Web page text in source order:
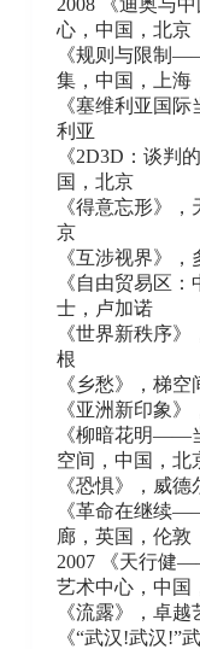
2008 《迪奥与
心，中国，北京
《规则与限制
集，中国，上海
《塞维利亚国
利亚
《2D3D：谈判
国，北京
《得意忘形》
京
《互涉视界》
《自由贸易区
士，卢加诺
《世界新秩序
根
《乡愁》，梯
《亚洲新印象
《柳暗花明——
空间，中国，北
《恐惧》，威
《革命在继续
廊，英国，伦敦
2007 《天行健
艺术中心，中国
《流露》，卓
《“武汉!武汉!”